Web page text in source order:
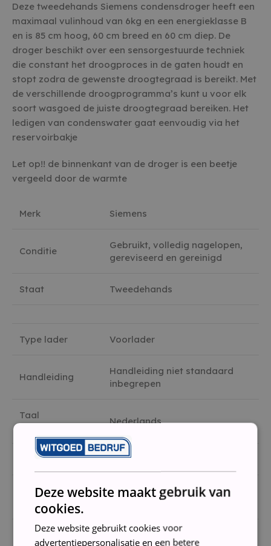
Deze tweedehands Siemens condensdroger heeft een
maximaal vulinhoud van 6kg en een energieklasse B
en is 85 cm hoog, 60 cm breed en 60 cm diep. De
droger beschikt over een sensorgestuurde techniek
die constant het droogproces in de gaten houdt en
stopt zodra de gewenste droogtegraad is bereikt. Met
de verschillende droogprogramma’s kunt u voor elk
soort wasgoed de juiste droogtegraad bereiken. Het
ledigen van condenswater gaat eenvoudig via het
reservoirbakje
Let op!! de binnenkant van de droger is een beetje
vergeeld door de warmte
Merk Siemens
Conditie
Gebruikt, volledig nagelopen,
gereviseerd en gereinigd
Staat Tweedehands
Type lader Voorlader
Handleiding
Handleiding niet standaard
inbegrepen
Taal
Nederlands
Energieklasse B
Uitgestelde
start
Ja
Resttijd indicatie Ja
Deze website maakt gebruik van
cookies.
Deze website gebruikt cookies voor
advertentiepersonalisatie en een betere